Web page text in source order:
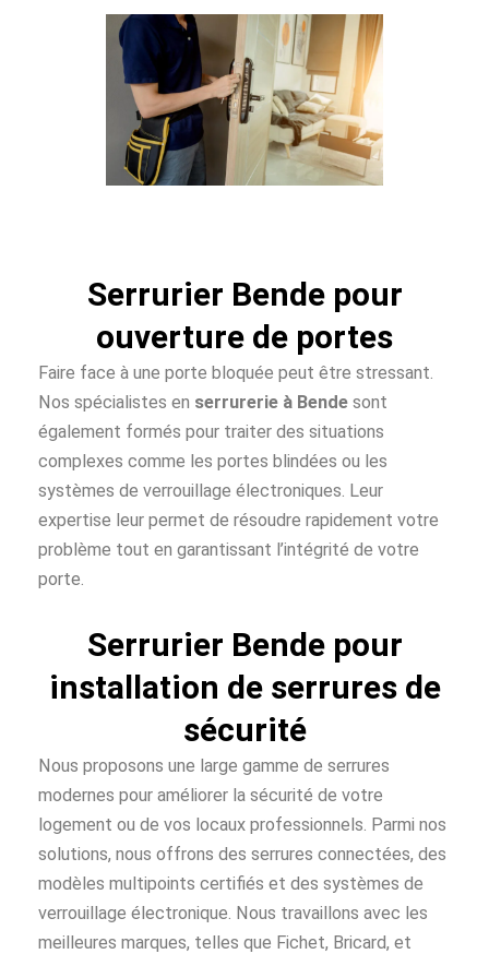
Serrurier Bende pour
ouverture de portes
Faire face à une porte bloquée peut être stressant.
Nos spécialistes en serrurerie à Bende sont
également formés pour traiter des situations
complexes comme les portes blindées ou les
systèmes de verrouillage électroniques. Leur
expertise leur permet de résoudre rapidement votre
problème tout en garantissant l’intégrité de votre
porte.
Serrurier Bende pour
installation de serrures de
sécurité
Nous proposons une large gamme de serrures
modernes pour améliorer la sécurité de votre
logement ou de vos locaux professionnels. Parmi nos
solutions, nous offrons des serrures connectées, des
modèles multipoints certifiés et des systèmes de
verrouillage électronique. Nous travaillons avec les
meilleures marques, telles que Fichet, Bricard, et